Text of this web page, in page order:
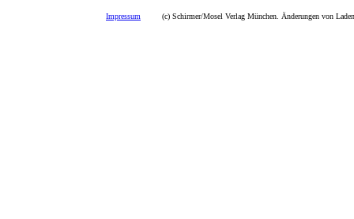
Impressum (c) Schirmer/Mosel Verlag München. Änderungen von